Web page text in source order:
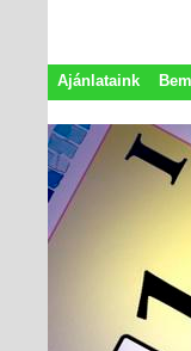
Ajánlataink